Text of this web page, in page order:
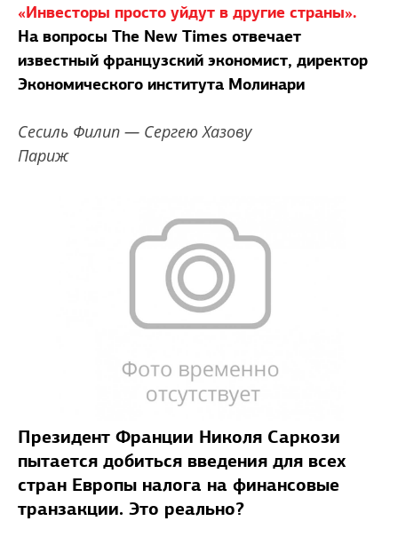
«Инвесторы просто уйдут в другие страны».
На вопросы The New Times отвечает
известный французский экономист, директор
Экономического института Молинари
Сесиль Филип — Сергею Хазову
Париж
Президент Франции Николя Саркози
пытается добиться введения для всех
стран Европы налога на финансовые
транзакции. Это реально?